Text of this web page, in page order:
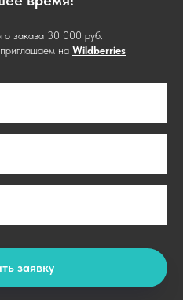
заказа 30 000 руб.
на Wildberries
заявку